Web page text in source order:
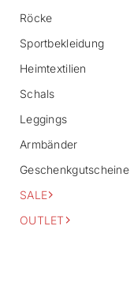
Röcke
Sportbekleidung
Heimtextilien
Schals
Leggings
Armbänder
Geschenkgutscheine
SALE
OUTLET